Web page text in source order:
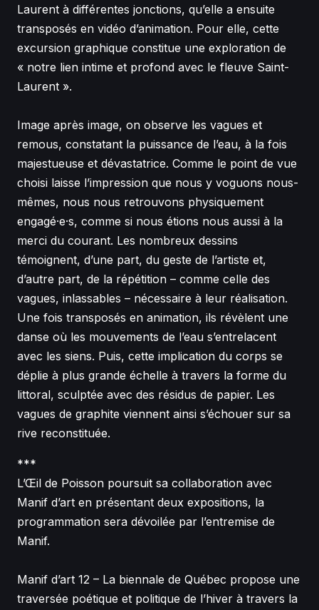
Laurent à différentes jonctions, qu’elle a ensuite
transposés en vidéo d’animation. Pour elle, cette
excursion graphique constitue une exploration de
« notre lien intime et profond avec le fleuve Saint-
Laurent ».
Image après image, on observe les vagues et
remous, constatant la puissance de l’eau, à la fois
majestueuse et dévastatrice. Comme le point de vue
choisi laisse l’impression que nous y voguons nous-
mêmes, nous nous retrouvons physiquement
engagé·e·s, comme si nous étions nous aussi à la
merci du courant. Les nombreux dessins
témoignent, d’une part, du geste de l’artiste et,
d’autre part, de la répétition – comme celle des
vagues, inlassables – nécessaire à leur réalisation.
Une fois transposés en animation, ils révèlent une
danse où les mouvements de l’eau s’entrelacent
avec les siens. Puis, cette implication du corps se
déplie à plus grande échelle à travers la forme du
littoral, sculptée avec des résidus de papier. Les
vagues de graphite viennent ainsi s’échouer sur sa
rive reconstituée.
***
L’Œil de Poisson poursuit sa collaboration avec
Manif d’art en présentant deux expositions, la
programmation sera dévoilée par l’entremise de
Manif.
Manif d’art 12 – La biennale de Québec propose une
traversée poétique et politique de l’hiver à travers la